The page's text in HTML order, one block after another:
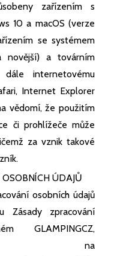
zařízením s
10 a macOS (verze
se systémem
a továrním
dále internetovému
Internet Explorer
vědomí, že použitím
či prohlížeče může
za vznik takové
ÚDAJŮ
osobních údajů
Zásady zpracování
GLAMPINGCZ,
na